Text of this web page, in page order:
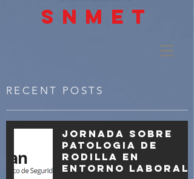
SNMET
RECENT POSTS
Jornada sobre
patologia de
rodilla en
entorno laboral